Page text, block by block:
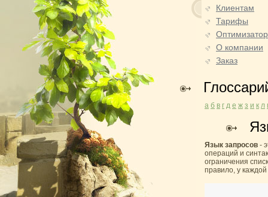
Клиентам
Тарифы
О компании
Заказ
а б в г д е ж з и к л
Язык запросов -
операций и
ограничения
правило, у